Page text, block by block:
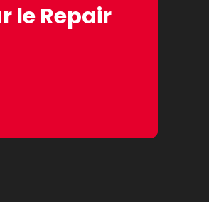
le Repair